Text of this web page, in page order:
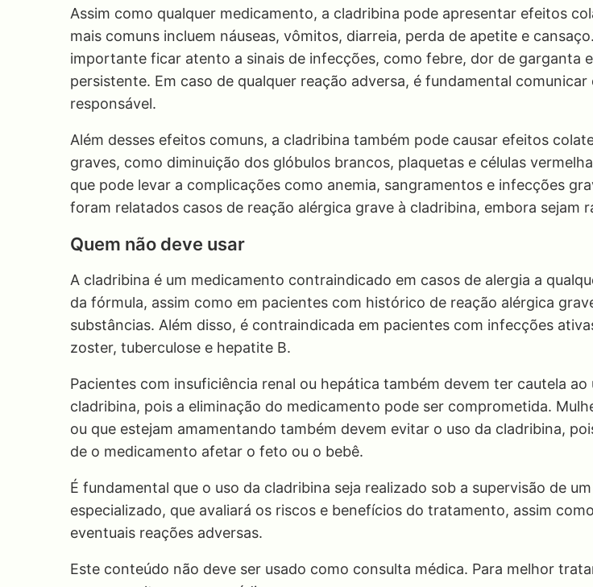
Assim como qualquer medicamento, a cladribina pode apresentar efeitos
mais comuns incluem náuseas, vômitos, diarreia, perda de apetite e
importante ficar atento a sinais de infecções, como febre, dor de garganta
persistente. Em caso de qualquer reação adversa, é fundamental comunicar
responsável.
Além desses efeitos comuns, a cladribina também pode causar efeitos
graves, como diminuição dos glóbulos brancos, plaquetas e células
que pode levar a complicações como anemia, sangramentos e infecções
foram relatados casos de reação alérgica grave à cladribina, embora sejam
Quem não deve usar
A cladribina é um medicamento contraindicado em casos de alergia a
da fórmula, assim como em pacientes com histórico de reação alérgica
substâncias. Além disso, é contraindicada em pacientes com infecções
zoster, tuberculose e hepatite B.
Pacientes com insuficiência renal ou hepática também devem ter cautela ao
cladribina, pois a eliminação do medicamento pode ser comprometida.
ou que estejam amamentando também devem evitar o uso da cladribina,
de o medicamento afetar o feto ou o bebê.
É fundamental que o uso da cladribina seja realizado sob a supervisão de
especializado, que avaliará os riscos e benefícios do tratamento, assim
eventuais reações adversas.
Este conteúdo não deve ser usado como consulta médica. Para melhor